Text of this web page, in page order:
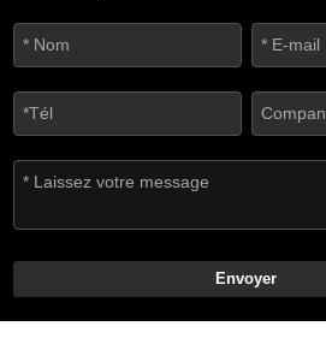
Envoyer